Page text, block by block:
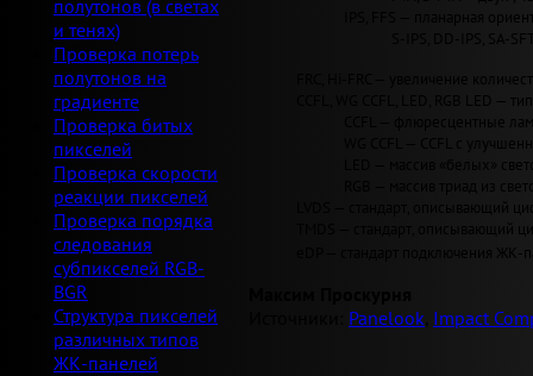
полутонов (в светах
и тенях)
Проверка потерь
полутонов на
градиенте
Проверка битых
пикселей
Проверка скорости
реакции пикселей
Проверка порядка
следования
субпикселей RGB-
BGR
Структура пикселей
различных типов
ЖК-панелей
IPS, FFS — планарная
S-IPS, DD-IPS, SA-
FRC, Hi-FRC — увеличение
CCFL, WG CCFL, LED, RGB LED
CCFL — флюресцентные
WG CCFL — CCFL с
LED — массив «белых»
RGB — массив триад из
LVDS — стандарт, описывающий
TMDS — стандарт, описывающий
eDP — стандарт подключения
Panelook Impact